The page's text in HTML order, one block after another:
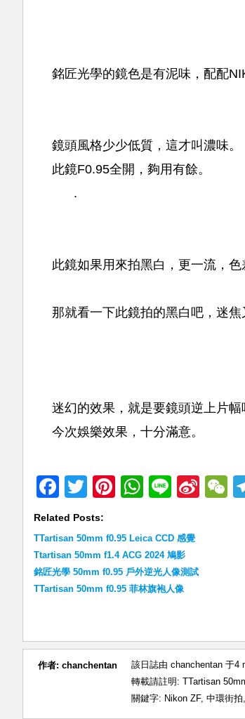
銘匠光學的鏡色是有泥味，配配
鏡頭風格少少低質，這才叫濃味。
此鏡F0.95全開，夠用有餘。
.
此鏡如果用來拍黑白，更一流，
那就看一下此鏡拍的黑白吧，迷
迷幻的效果，就是要鏡頭逆上片幅
今次娛樂效果，十分滿意。
Facebook
TwitterPinterestLineSina
Related Posts:
TTartisan 50mm f0.95 Leica CCD 感覺
Ttartisan 50mm f1.4 ACG 2024 鳩影
銘匠光學 50mm f0.95 戶外逆光人像測試
TTartisan 50mm f0.95 菲林旗袍人像
作者: chanchentan 該日誌由 chanchentan 于4
轉載請註明: TTartisan
關鍵字: Nikon ZF, 中環街拍,